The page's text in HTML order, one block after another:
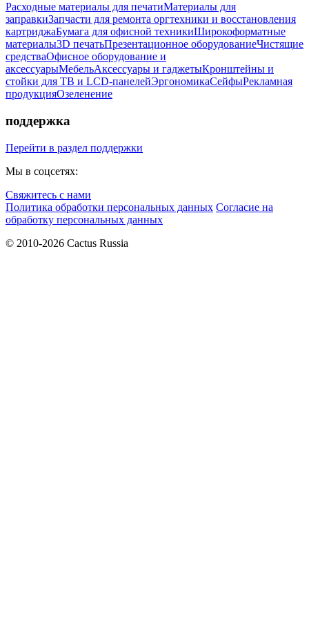
Расходные материалы для печатиМатериалы для
заправкиЗапчасти для ремонта оргтехники и восстановления
картриджаБумага для офисной техникиШирокоформатные
материалы3D печатьПрезентационное оборудованиеЧистящие
средстваОфисное оборудование и
аксессуарыМебельАксессуары и гаджетыКронштейны и
стойки для ТВ и LCD-панелейЭргономикаСейфыРекламная
продукцияОзеленение
поддержка
Перейти в раздел поддержки
Мы в соцсетях:
Свяжитесь с нами
Политика обработки персональных данных Согласие на
обработку персональных данных
© 2010-2026 Cactus Russia